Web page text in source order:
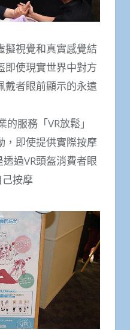
擬視覺和真實感覺結
即使現實世界中對方
戴者眼前顯示的永遠
服務「VR放鬆」
，即使提供實際按摩
過VR頭盔消費者眼
己按摩